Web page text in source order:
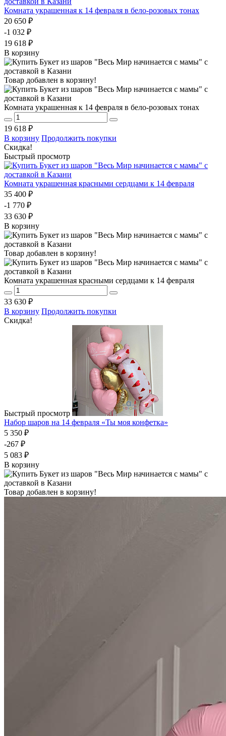
Комната украшенная к 14 февраля в бело-розовых тонах
20 650 ₽
-1 032 ₽
19 618 ₽
В корзину
Товар добавлен в корзину!
Комната украшенная к 14 февраля в бело-розовых тонах
19 618 ₽
В корзину Продолжить покупки
Скидка!
Быстрый просмотр
Комната украшенная красными сердцами к 14 февраля
35 400 ₽
-1 770 ₽
33 630 ₽
В корзину
Товар добавлен в корзину!
Комната украшенная красными сердцами к 14 февраля
33 630 ₽
В корзину Продолжить покупки
Скидка!
Быстрый просмотр
Набор шаров на 14 февраля «Ты моя конфетка»
5 350 ₽
-267 ₽
5 083 ₽
В корзину
Товар добавлен в корзину!